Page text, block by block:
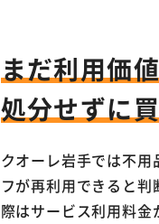
まだ利用価
処分せずに
クオーレ岩手では不
フが再利用できると
際はサービス利用料